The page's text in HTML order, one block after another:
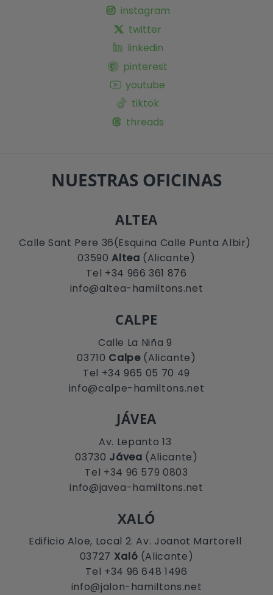
instagram
twitter
linkedin
pinterest
youtube
tiktok
threads
NUESTRAS OFICINAS
ALTEA
Calle Sant Pere 36(Esquina Calle Punta Albir)
03590Altea (Alicante)
Tel +34 966 361 876
info@altea-hamiltons.net
CALPE
Calle La Niña 9
03710 Calpe(Alicante)
Tel +34 965 05 70 49
info@calpe-hamiltons.net
JÁVEA
Av. Lepanto 13
03730 Jávea (Alicante)
Tel +34 96 579 0803
info@javea-hamiltons.net
XALÓ
Edificio Aloe, Local 2. Av. Joanot Martorell
03727 Xaló (Alicante)
Tel +34 96 648 1496
info@jalon-hamiltons.net